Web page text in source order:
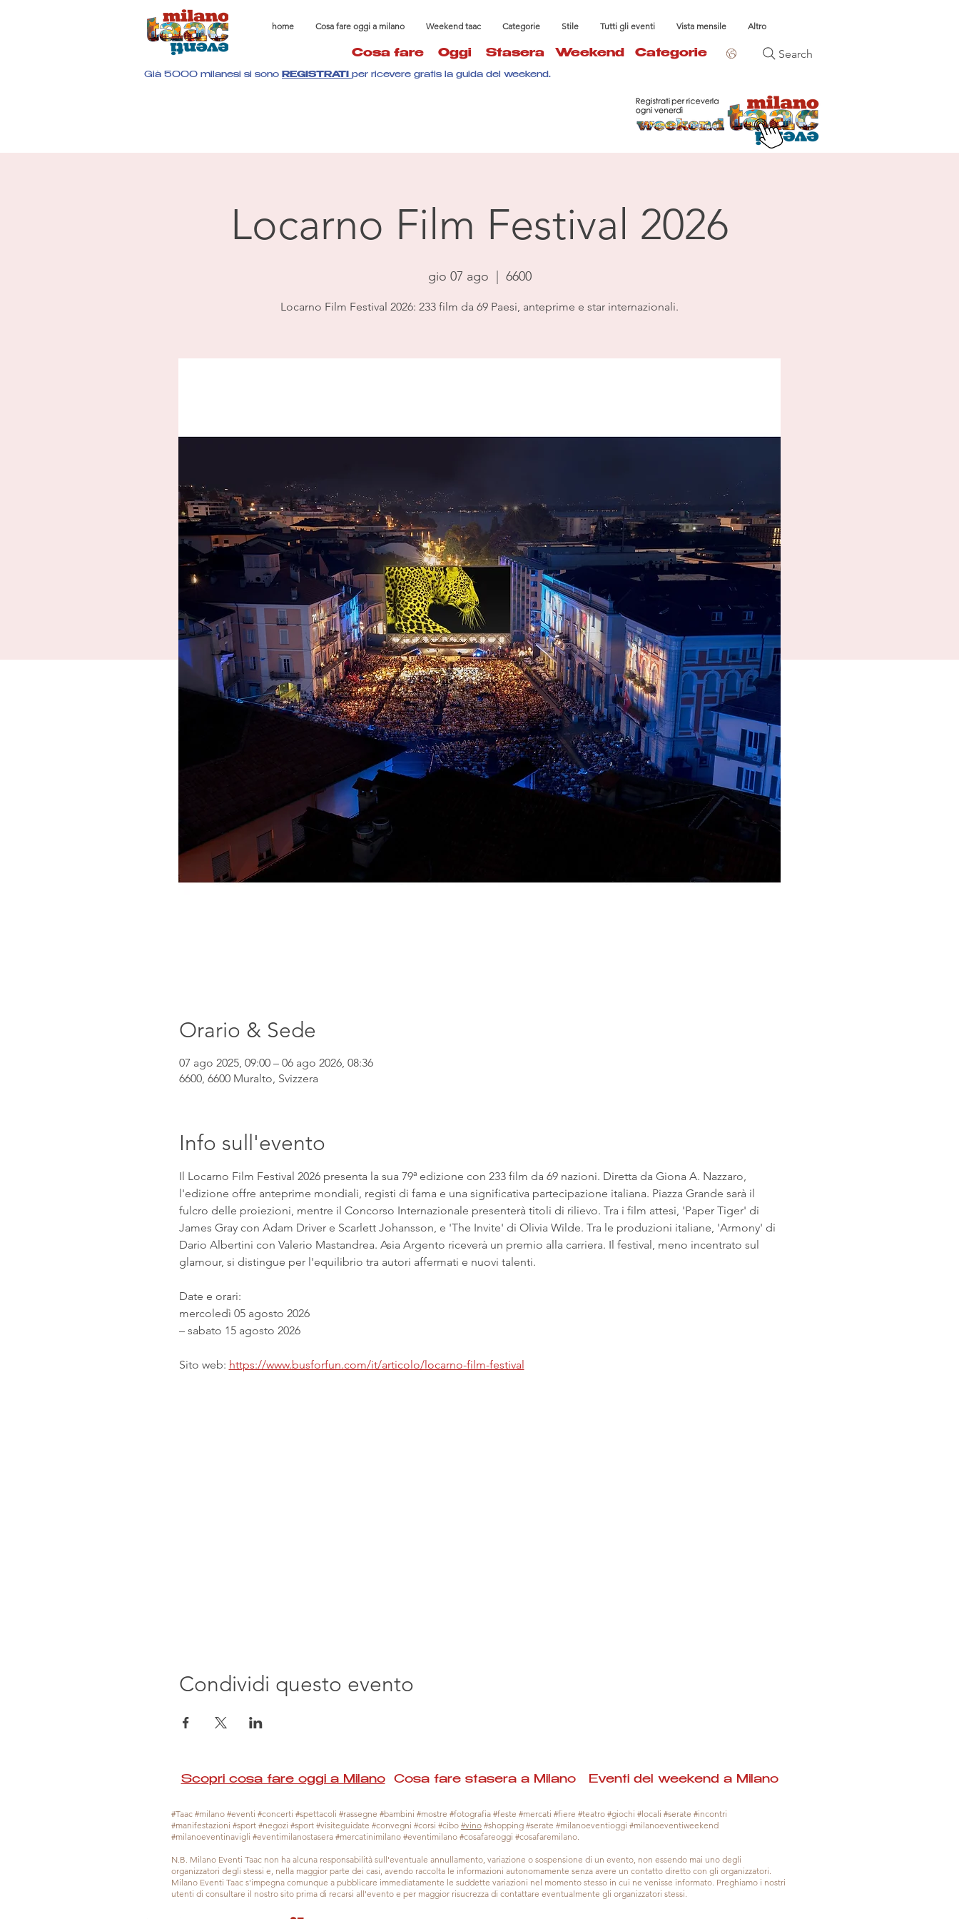
home Cosa fare oggi a milano Weekend taac Categorie Stile Tutti gli eventi Vista mensile Altro
Cosa fare Oggi Stasera Weekend Categorie Search
Già 5000 milanesi si sono REGISTRATI per ricevere gratis la guida del weekend.
Locarno Film Festival 2026
gio 07 ago 6600
Locarno Film Festival 2026: 233 film da 69 Paesi, anteprime e star internazionali.
Orario & Sede
07 ago 2025, 09:00 – 06 ago 2026, 08:36
6600, 6600 Muralto, Svizzera
Info sull'evento
Il Locarno Film Festival 2026 presenta la sua 79ª edizione con 233 film da 69 nazioni. Diretta da Giona A. Nazzaro,
l'edizione offre anteprime mondiali, registi di fama e una significativa partecipazione italiana. Piazza Grande sarà il
fulcro delle proiezioni, mentre il Concorso Internazionale presenterà titoli di rilievo. Tra i film attesi, 'Paper Tiger' di
James Gray con Adam Driver e Scarlett Johansson, e 'The Invite' di Olivia Wilde. Tra le produzioni italiane, 'Armony' di
Dario Albertini con Valerio Mastandrea. Asia Argento riceverà un premio alla carriera. Il festival, meno incentrato sul
glamour, si distingue per l'equilibrio tra autori affermati e nuovi talenti.
Date e orari:
mercoledì 05 agosto 2026
– sabato 15 agosto 2026
Sito web: https://www.busforfun.com/it/articolo/locarno-film-festival
Condividi questo evento
Scopri cosa fare oggi a MilanoCosa fare stasera a Milano Eventi del weekend a Milano
#Taac #milano #eventi #concerti #spettacoli #rassegne #bambini #mostre #fotografia #feste #mercati #fiere #teatro #giochi #locali #serate #incontri
#manifestazioni #sport #negozi #sport #visiteguidate #convegni #corsi #cibo #vino #shopping #serate #milanoeventioggi #milanoeventiweekend
#milanoeventinavigli #eventimilanostasera #mercatinimilano #eventimilano #cosafareoggi #cosafaremilano.
N.B. Milano Eventi Taac non ha alcuna responsabilità sull'eventuale annullamento, variazione o sospensione di un evento, non essendo mai uno degli
organizzatori degli stessi e, nella maggior parte dei casi, avendo raccolta le informazioni autonomamente senza avere un contatto diretto con gli organizzatori.
Milano Eventi Taac s'impegna comunque a pubblicare immediatamente le suddette variazioni nel momento stesso in cui ne venisse informato. Preghiamo i nostri
utenti di consultare il nostro sito prima di recarsi all'evento e per maggior risucrezza di contattare eventualmente gli organizzatori stessi.